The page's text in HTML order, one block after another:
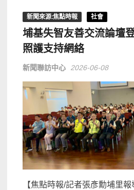
新聞來源:焦點時報 社會
埔基失智友善交流論
照護支持網絡
新聞聯訪中心 2026-06-08
【焦點時報/記者張彥勳埔里